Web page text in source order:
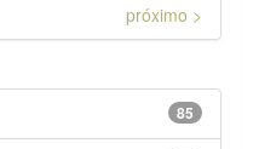
próximo >
85